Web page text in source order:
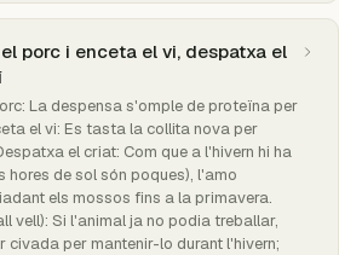
porc i enceta el vi, despatxa el
La despensa s'omple de proteïna per
el vi: Es tasta la collita nova per
el criat: Com que a l'hivern hi ha
hores de sol són poques), l'amo
els mossos fins a la primavera.
vell): Si l'animal ja no podia treballar,
civada per mantenir-lo durant l'hivern;